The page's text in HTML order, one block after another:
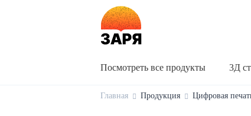
Посмотреть все продукты 3Д
Главная Продукция Цифровая